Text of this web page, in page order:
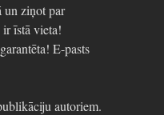
un ziņot par
īstā vieta!
E-pasts
autoriem.